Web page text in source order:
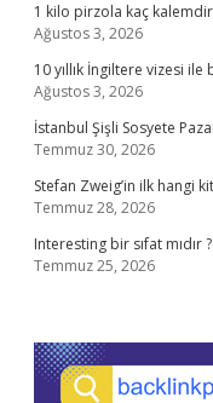
1 kilo pirzola kaç
Ağustos 3, 2026
10 yıllık İngiltere vizesi ile
Ağustos 3, 2026
İstanbul Şişli Sosyete
Temmuz 30, 2026
Stefan Zweig’in ilk hangi
Temmuz 28, 2026
Interesting bir sıfat mıdır ?
Temmuz 25, 2026